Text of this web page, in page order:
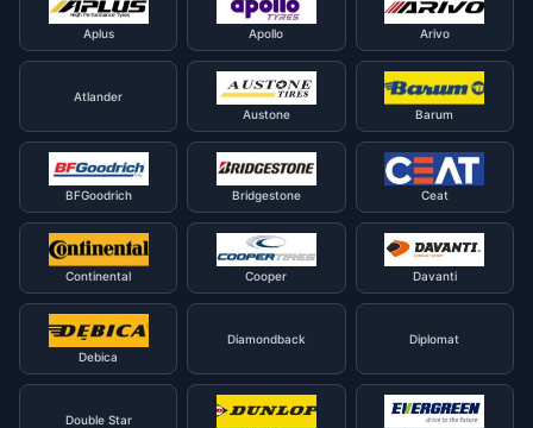
Aplus Apollo Arivo
Atlander
Austone
Barum
BFGoodrich Bridgestone Ceat
Continental Cooper Davanti
Debica
Diamondback Diplomat
Double Star